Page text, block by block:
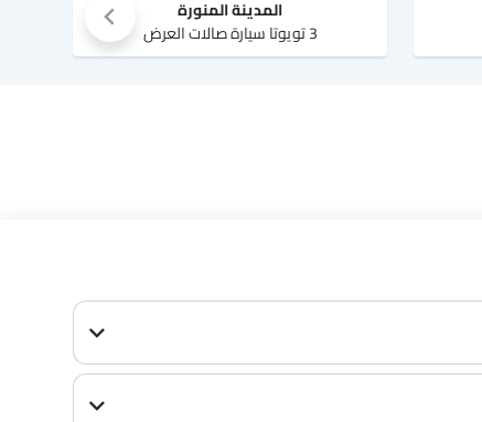
المدينة المنورة
3 تويوتا سيارة صالات العرض